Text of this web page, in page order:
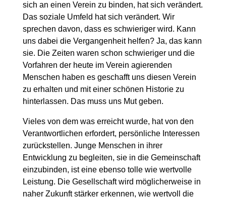
sich an einen Verein zu binden, hat sich verändert.
Das soziale Umfeld hat sich verändert. Wir
sprechen davon, dass es schwieriger wird. Kann
uns dabei die Vergangenheit helfen? Ja, das kann
sie. Die Zeiten waren schon schwieriger und die
Vorfahren der heute im Verein agierenden
Menschen haben es geschafft uns diesen Verein
zu erhalten und mit einer schönen Historie zu
hinterlassen. Das muss uns Mut geben.
Vieles von dem was erreicht wurde, hat von den
Verantwortlichen erfordert, persönliche Interessen
zurückstellen. Junge Menschen in ihrer
Entwicklung zu begleiten, sie in die Gemeinschaft
einzubinden, ist eine ebenso tolle wie wertvolle
Leistung. Die Gesellschaft wird möglicherweise in
naher Zukunft stärker erkennen, wie wertvoll die